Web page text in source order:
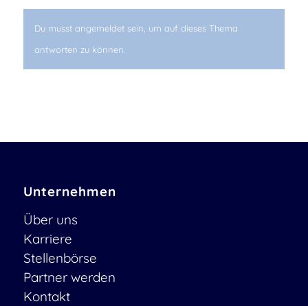
Du musst angemeldet sein, um auf dieses Thema
antworten zu können.
Unternehmen
Über uns
Karriere
Stellenbörse
Partner werden
Kontakt